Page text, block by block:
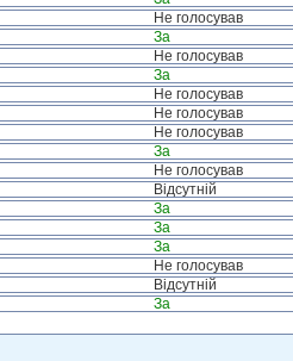
Не голосував
За
Не голосував
За
Не голосував
Не голосував
Не голосував
За
Не голосував
Відсутній
За
За
За
Не голосував
Відсутній
За